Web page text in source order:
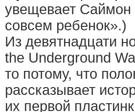
увещевает
совсем ребенок».)
Из девятнадцати
the Underground
то потому, что
рассказывает
их первой